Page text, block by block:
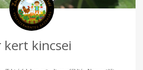
kert kincsei